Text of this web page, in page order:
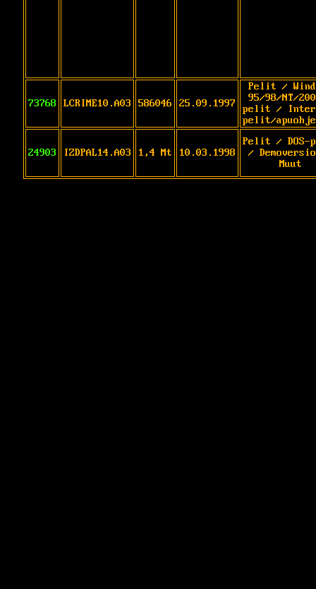
73768 LCRIME10.A03 586046 25.09.1997
Pelit /
95/98/NT/
pelit /
pelit/
24903 IZDPAL14.A03 1,4 Mt 10.03.1998
Pelit /
/
Muut